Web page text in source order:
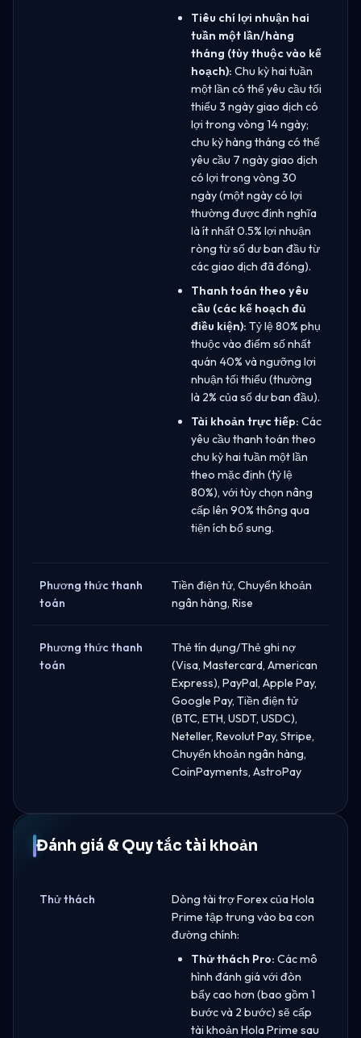
Tiêu chí lợi nhuận hai
tuần một lần/hàng
tháng (tùy thuộc vào kế
hoạch): Chu kỳ hai tuần
một lần có thể yêu cầu tối
thiểu 3 ngày giao dịch có
lợi trong vòng 14 ngày;
chu kỳ hàng tháng có thể
yêu cầu 7 ngày giao dịch
có lợi trong vòng 30
ngày (một ngày có lợi
thường được định nghĩa
là ít nhất 0.5% lợi nhuận
ròng từ số dư ban đầu từ
các giao dịch đã đóng).
Thanh toán theo yêu
cầu (các kế hoạch đủ
điều kiện): Tỷ lệ 80% phụ
thuộc vào điểm số nhất
quán 40% và ngưỡng lợi
nhuận tối thiểu (thường
là 2% của số dư ban đầu).
Tài khoản trực tiếp: Các
yêu cầu thanh toán theo
chu kỳ hai tuần một lần
theo mặc định (tỷ lệ
80%), với tùy chọn nâng
cấp lên 90% thông qua
tiện ích bổ sung.
Phương thức thanh
toán
Tiền điện tử, Chuyển khoản
ngân hàng, Rise
Phương thức thanh
toán
Thẻ tín dụng/Thẻ ghi nợ
(Visa, Mastercard, American
Express), PayPal, Apple Pay,
Google Pay, Tiền điện tử
(BTC, ETH, USDT, USDC),
Neteller, Revolut Pay, Stripe,
Chuyển khoản ngân hàng,
CoinPayments, AstroPay
Đánh giá & Quy tắc tài khoản
Thử thách
Dòng tài trợ Forex của Hola
Prime tập trung vào ba con
đường chính:
Thử thách Pro: Các mô
hình đánh giá với đòn
bẩy cao hơn (bao gồm 1
bước và 2 bước) sẽ cấp
tài khoản Hola Prime sau